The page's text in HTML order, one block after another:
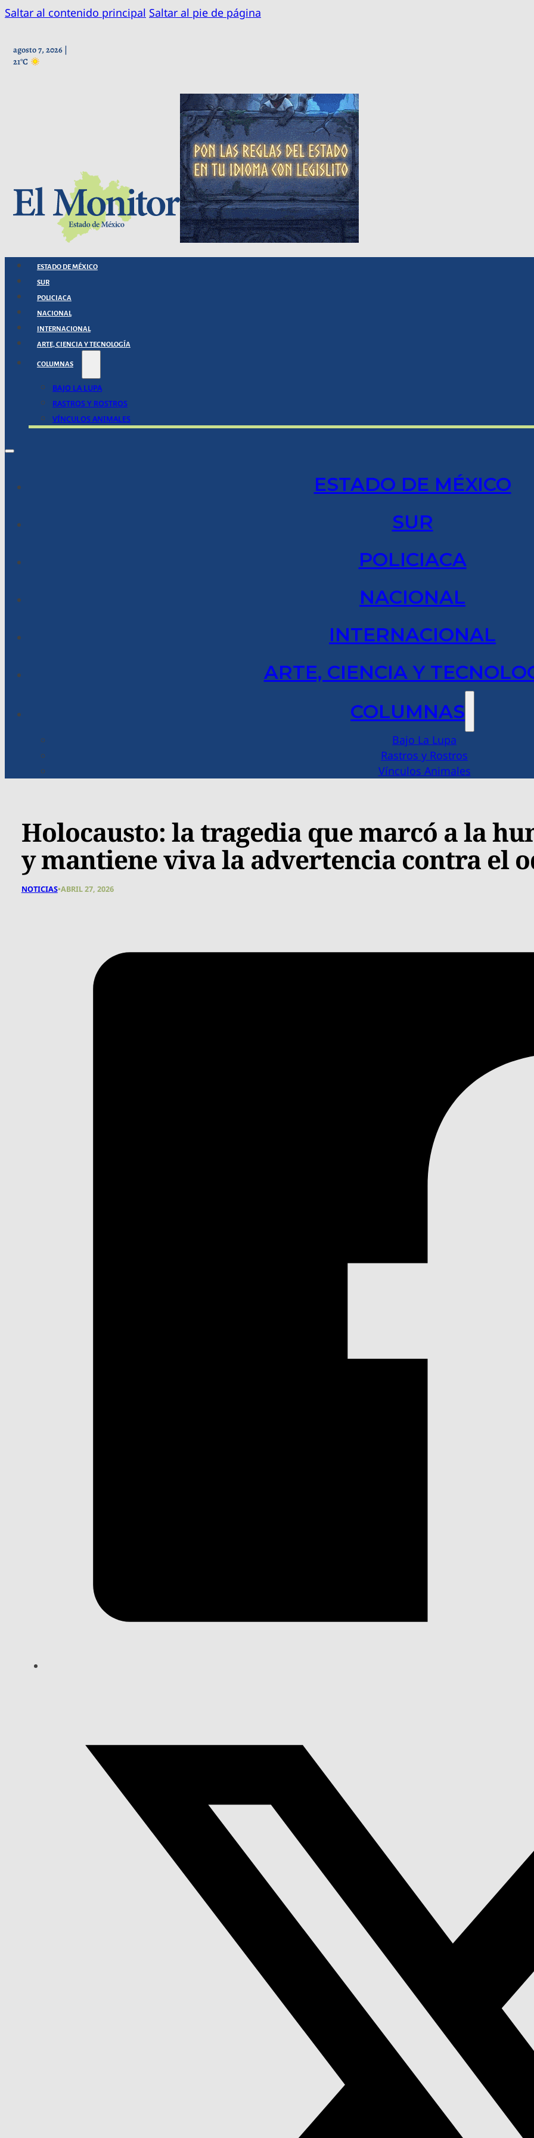
Saltar al contenido principal Saltar al pie de página
agosto 7, 2026 |
21°C
ESTADO DE MÉXICO
SUR
POLICIACA
NACIONAL
INTERNACIONAL
ARTE, CIENCIA Y TECNOLOGÍA
COLUMNAS
BAJO LA LUPA
RASTROS Y ROSTROS
VÍNCULOS ANIMALES
ESTADO DE MÉXICO
SUR
POLICIACA
NACIONAL
INTERNACIONAL
ARTE, CIENCIA Y
COLUMNAS
Bajo La Lupa
Rastros y Rostros
Vínculos Animales
Holocausto: la tragedia que marcó a la
y mantiene viva la advertencia contra el
NOTICIAS•ABRIL 27, 2026